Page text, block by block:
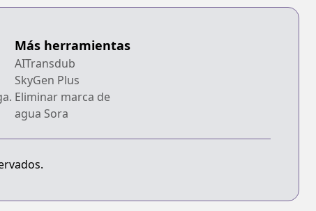
Más herramientas
AITransdub
SkyGen Plus
Eliminar marca de
agua Sora